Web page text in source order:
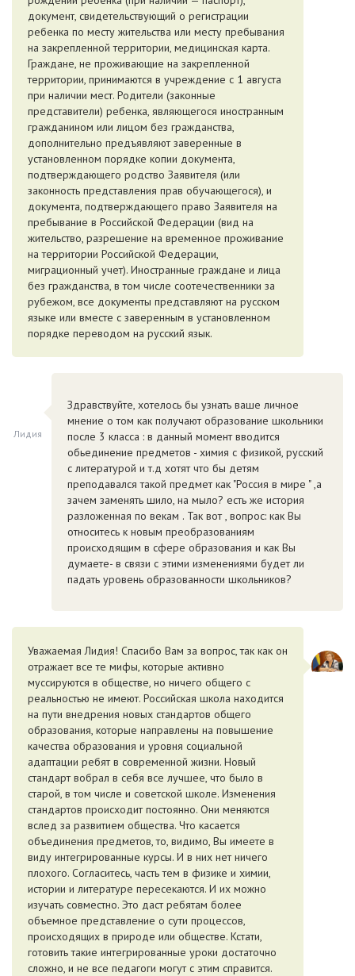
документ, свидетельствующий о регистрации
ребенка по месту жительства или месту пребывания
на закрепленной территории, медицинская карта.
Граждане, не проживающие на закрепленной
территории, принимаются в учреждение с 1 августа
при наличии мест. Родители (законные
представители) ребенка, являющегося иностранным
гражданином или лицом без гражданства,
дополнительно предъявляют заверенные в
установленном порядке копии документа,
подтверждающего родство Заявителя (или
законность представления прав обучающегося), и
документа, подтверждающего право Заявителя на
пребывание в Российской Федерации (вид на
жительство, разрешение на временное проживание
на территории Российской Федерации,
миграционный учет). Иностранные граждане и лица
без гражданства, в том числе соотечественники за
рубежом, все документы представляют на русском
языке или вместе с заверенным в установленном
порядке переводом на русский язык.
Лидия
Здравствуйте, хотелось бы узнать ваше личное
мнение о том как получают образование школьники
после 3 класса : в данный момент вводится
обьединение предметов - химия с физикой, русский
с литературой и т.д хотят что бы детям
преподавался такой предмет как "Россия в мире " ,а
зачем заменять шило, на мыло? есть же история
разложенная по векам . Так вот , вопрос: как Вы
относитесь к новым преобразованиям
происходящим в сфере образования и как Вы
думаете- в связи с этими изменениями будет ли
падать уровень образованности школьников?
Уважаемая Лидия! Спасибо Вам за вопрос, так как он
отражает все те мифы, которые активно
муссируются в обществе, но ничего общего с
реальностью не имеют. Российская школа находится
на пути внедрения новых стандартов общего
образования, которые направлены на повышение
качества образования и уровня социальной
адаптации ребят в современной жизни. Новый
стандарт вобрал в себя все лучшее, что было в
старой, в том числе и советской школе. Изменения
стандартов происходит постоянно. Они меняются
вслед за развитием общества. Что касается
объединения предметов, то, видимо, Вы имеете в
виду интегрированные курсы. И в них нет ничего
плохого. Согласитесь, часть тем в физике и химии,
истории и литературе пересекаются. И их можно
изучать совместно. Это даст ребятам более
объемное представление о сути процессов,
происходящих в природе или обществе. Кстати,
готовить такие интегрированные уроки достаточно
сложно, и не все педагоги могут с этим справится.